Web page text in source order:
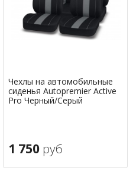
Чехлы на автомобильные
сиденья Autopremier Active
Pro Черный/Серый
1 750 руб